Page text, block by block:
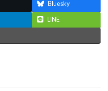
Bluesky
LINE